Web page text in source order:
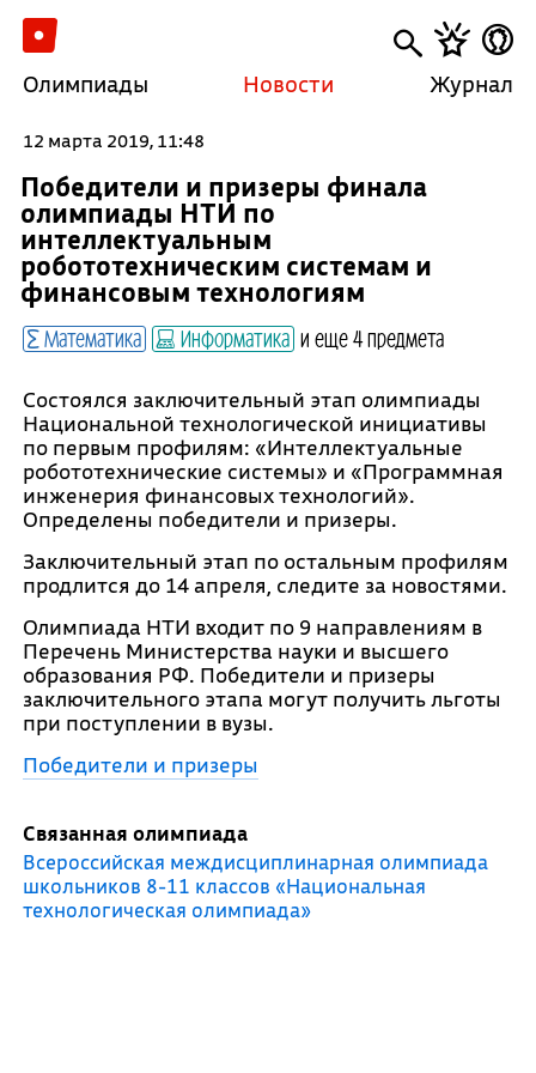
Олимпиады Новости Журнал
12 марта 2019, 11:48
Победители и призеры финала
олимпиады НТИ по
интеллектуальным
робототехническим системам и
финансовым технологиям
Математика Информатика и еще 4 предмета
Состоялся заключительный этап олимпиады
Национальной технологической инициативы
по первым профилям: «Интеллектуальные
робототехнические системы» и «Программная
инженерия финансовых технологий».
Определены победители и призеры.
Заключительный этап по остальным профилям
продлится до 14 апреля, следите за новостями.
Олимпиада НТИ входит по 9 направлениям в
Перечень Министерства науки и высшего
образования РФ. Победители и призеры
заключительного этапа могут получить льготы
при поступлении в вузы.
Победители и призеры
Связанная олимпиада
Всероссийская междисциплинарная олимпиада
школьников 8-11 классов «Национальная
технологическая олимпиада»